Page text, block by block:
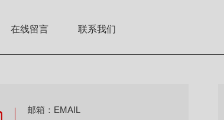
在线留言 联系我们
邮箱：EMAIL